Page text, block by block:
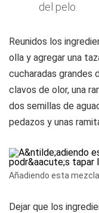
del pelo.
Reunidos los
olla y agregar una
cucharadas grandes
clavos de olor, una
dos semillas de
pedazos y unas
Añadiendo esta
Dejar que los